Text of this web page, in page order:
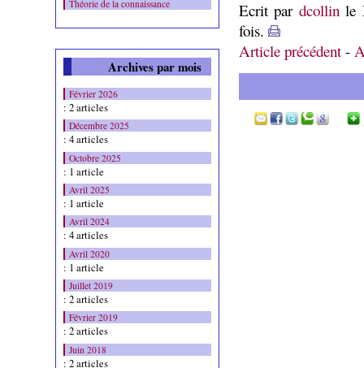
Théorie de la connaissance
Archives par mois
Février 2026
: 2 articles
Décembre 2025
: 4 articles
Octobre 2025
: 1 article
Avril 2025
: 1 article
Avril 2024
: 4 articles
Avril 2020
: 1 article
Juillet 2019
: 2 articles
Février 2019
: 2 articles
Juin 2018
: 2 articles
Ecrit par dcollin le
fois.
Article précédent-